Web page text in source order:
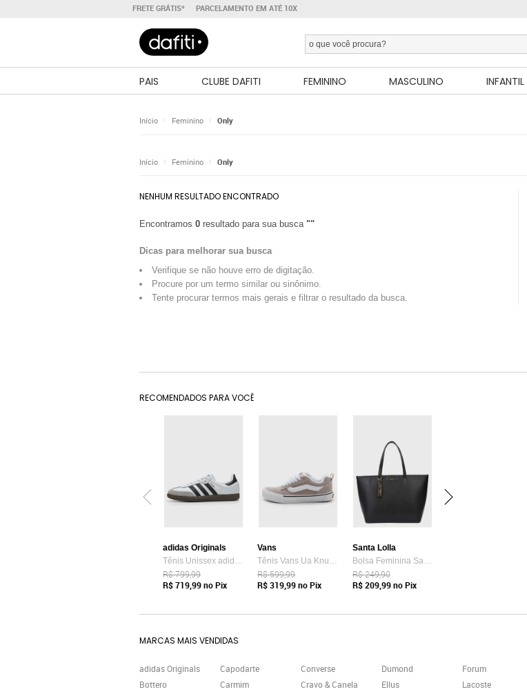
FRETE GRÁTIS* PARCELAMENTO EM ATÉ 10X
PAIS CLUBE DAFITI FEMININO MASCULINO INFANTIL
Início Feminino Only
Início Feminino Only
NENHUM RESULTADO ENCONTRADO
Encontramos 0 resultado para sua busca ""
Dicas para melhorar sua busca
Verifique se não houve erro de digitação.
Procure por um termo similar ou sinônimo.
Tente procurar termos mais gerais e filtrar o resultado da busca.
RECOMENDADOS PARA VOCÊ
adidas Originals
Tênis Unissex adidas Originals Samba OG Branco
R$ 799,99
R$ 719,99no Pix
Vans
Tênis Vans Ua Knu Skool Bege
R$ 599,99
R$ 319,99no Pix
Santa Lolla
Bolsa Feminina Santa Lolla Tote Preta
R$ 249,90
R$ 209,99no Pix
MARCAS MAIS VENDIDAS
adidas Originals
Bottero
Capodarte
Carmim
Converse
Cravo & Canela
Dumond
Ellus
Forum
Lacoste